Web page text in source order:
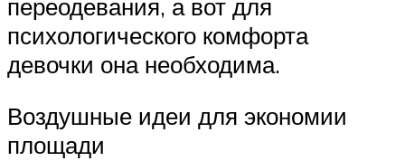
переодевания, а вот для
психологического комфорта
девочки она необходима.
Воздушные идеи для экономии
площади